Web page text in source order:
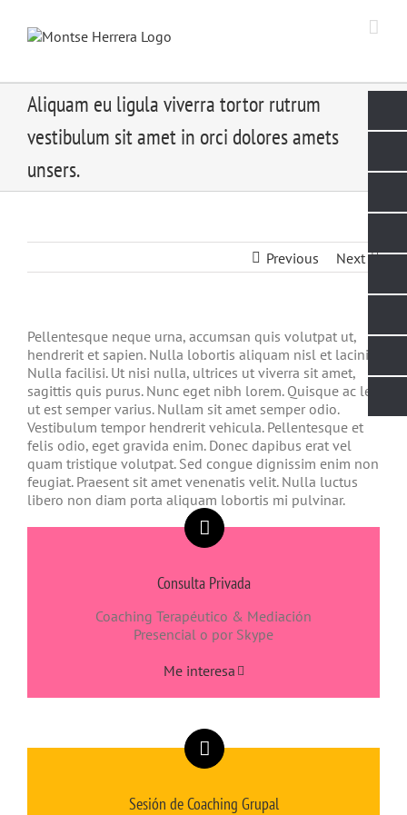
content
Aliquam eu ligula viverra tortor rutrum
vestibulum sit amet in orci dolores amets
unsers.
Previous Next
Pellentesque neque urna, accumsan quis volutpat ut,
hendrerit et sapien. Nulla lobortis aliquam nisl et lacinia.
Nulla facilisi. Ut nisi nulla, ultrices ut viverra sit amet,
sagittis quis purus. Nunc eget nibh lorem. Quisque ac leo
ut est semper varius. Nullam sit amet semper odio.
Vestibulum tempor hendrerit vehicula. Pellentesque et
felis odio, eget gravida enim. Donec dapibus erat vel
quam tristique volutpat. Sed congue dignissim enim non
feugiat. Praesent sit amet venenatis velit. Nulla luctus
libero non diam porta aliquam lobortis mi pulvinar.
Consulta Privada
Coaching Terapéutico & Mediación
Presencial o por Skype
Me interesa
Sesión de Coaching Grupal